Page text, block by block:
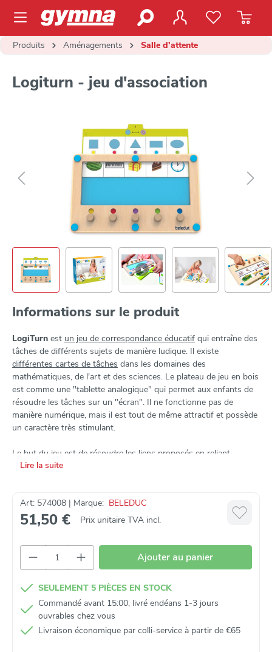
principal
Produits Aménagements Salle d'attente
Logiturn - jeu d'association
Informations sur le produit
LogiTurn est un jeu de correspondance éducatif qui entraîne des
tâches de différents sujets de manière ludique. Il existe
différentes cartes de tâches dans les domaines des
mathématiques, de l'art et des sciences. Le plateau de jeu en bois
est comme une "tablette analogique" qui permet aux enfants de
résoudre les tâches sur un "écran". Il ne fonctionne pas de
manière numérique, mais il est tout de même attractif et possède
un caractère très stimulant.
Le but du jeu est de résoudre les liens proposés en reliant
différents éléments. Les cartes de mission sont faciles à
Le jeu stimule:
le développement cognitif et la concentration
compétences linguistiques et communicationnelles
les capacités de raisonnement visuel et logique en tournant
de petits boutons
la motricité fine et la coordination main-œil
Lire la suite
Art: 574008 | Marque: BELEDUC
51,50 € Prix unitaire TVA incl.
Quantité de produit : Entrez la quantité
Ajouter au panier
SEULEMENT 5 PIÈCES EN STOCK
Commandé avant 15:00, livré endéans 1-3 jours
ouvrables chez vous
Livraison économique par colli‑service à partir de €65